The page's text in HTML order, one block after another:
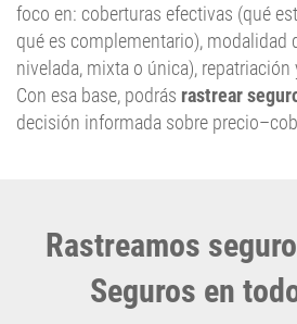
foco en: coberturas efectivas (qué
qué es complementario), modalidad
nivelada, mixta o única),
Con esa base, podrás rastrear
decisión informada sobre
Rastreamos
Seguros en